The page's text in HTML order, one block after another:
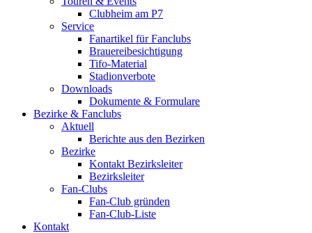
Clubheim am P7
Service
Fanartikel für Fanclubs
Brauereibesichtigung
Tifo-Material
Stadionverbote
Downloads
Dokumente & Formulare
Bezirke & Fanclubs
Aktuell
Berichte aus den Bezirken
Bezirke
Kontakt Bezirksleiter
Bezirksleiter
Fan-Clubs
Fan-Club gründen
Fan-Club-Liste
Kontakt